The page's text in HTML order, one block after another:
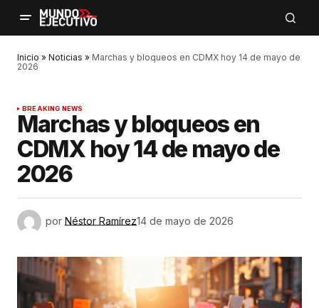
Inicio » Noticias » Marchas y bloqueos en CDMX hoy 14 de mayo de
2026
BREAKING NEWS
Marchas y bloqueos en
CDMX hoy 14 de mayo de
2026
por Néstor Ramírez14 de mayo de 2026